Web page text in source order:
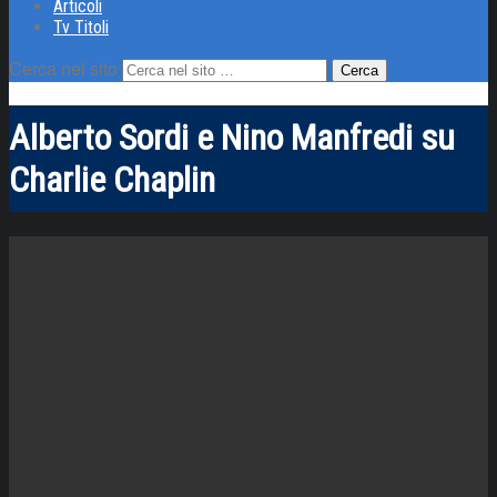
Articoli
Tv Titoli
Cerca nel sito
Alberto Sordi e Nino Manfredi su
Charlie Chaplin